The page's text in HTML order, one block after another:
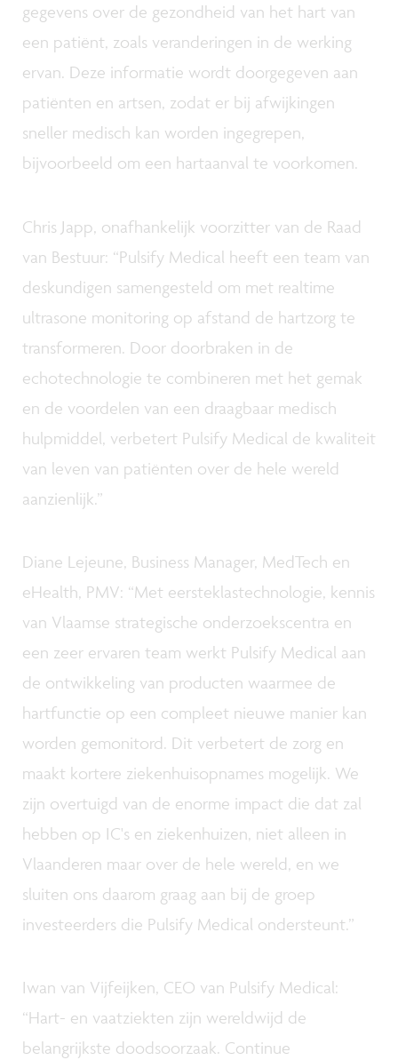
gegevens over de gezondheid van het hart van
een patiënt, zoals veranderingen in de werking
ervan. Deze informatie wordt doorgegeven aan
patiënten en artsen, zodat er bij afwijkingen
sneller medisch kan worden ingegrepen,
bijvoorbeeld om een hartaanval te voorkomen.
Chris Japp, onafhankelijk voorzitter van de Raad
van Bestuur: “Pulsify Medical heeft een team van
deskundigen samengesteld om met realtime
ultrasone monitoring op afstand de hartzorg te
transformeren. Door doorbraken in de
echotechnologie te combineren met het gemak
en de voordelen van een draagbaar medisch
hulpmiddel, verbetert Pulsify Medical de kwaliteit
van leven van patiënten over de hele wereld
aanzienlijk.”
Diane Lejeune, Business Manager, MedTech en
eHealth, PMV: “Met eersteklastechnologie, kennis
van Vlaamse strategische onderzoekscentra en
een zeer ervaren team werkt Pulsify Medical aan
de ontwikkeling van producten waarmee de
hartfunctie op een compleet nieuwe manier kan
worden gemonitord. Dit verbetert de zorg en
maakt kortere ziekenhuisopnames mogelijk. We
zijn overtuigd van de enorme impact die dat zal
hebben op IC's en ziekenhuizen, niet alleen in
Vlaanderen maar over de hele wereld, en we
sluiten ons daarom graag aan bij de groep
investeerders die Pulsify Medical ondersteunt.”
Iwan van Vijfeijken, CEO van Pulsify Medical:
“Hart- en vaatziekten zijn wereldwijd de
belangrijkste doodsoorzaak. Continue